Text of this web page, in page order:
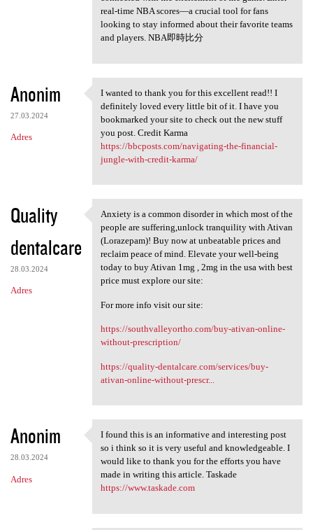
real-time NBA scores—a crucial tool for fans
looking to stay informed about their favorite teams
and players. NBA即時比分
Anonim
27.03.2024
Adres
I wanted to thank you for
I wanted to thank you for this excellent read!! I
definitely loved every little bit of it. I have you
bookmarked your site to check out the new stuff
you post. Credit Karma
https://bbcposts.com/navigating-the-financial-
jungle-with-credit-karma/
Quality
dentalcare
28.03.2024
Adres
Anxiety is a common disorder
Anxiety is a common disorder in which most of the
people are suffering,unlock tranquility with Ativan
(Lorazepam)! Buy now at unbeatable prices and
reclaim peace of mind. Elevate your well-being
today to buy Ativan 1mg , 2mg in the usa with best
price must explore our site:
For more info visit our site:
https://southvalleyortho.com/buy-ativan-online-
without-prescription/
https://quality-dentalcare.com/services/buy-
ativan-online-without-prescr...
Anonim
28.03.2024
Adres
I found this is an
I found this is an informative and interesting post
so i think so it is very useful and knowledgeable. I
would like to thank you for the efforts you have
made in writing this article. Taskade
https://www.taskade.com